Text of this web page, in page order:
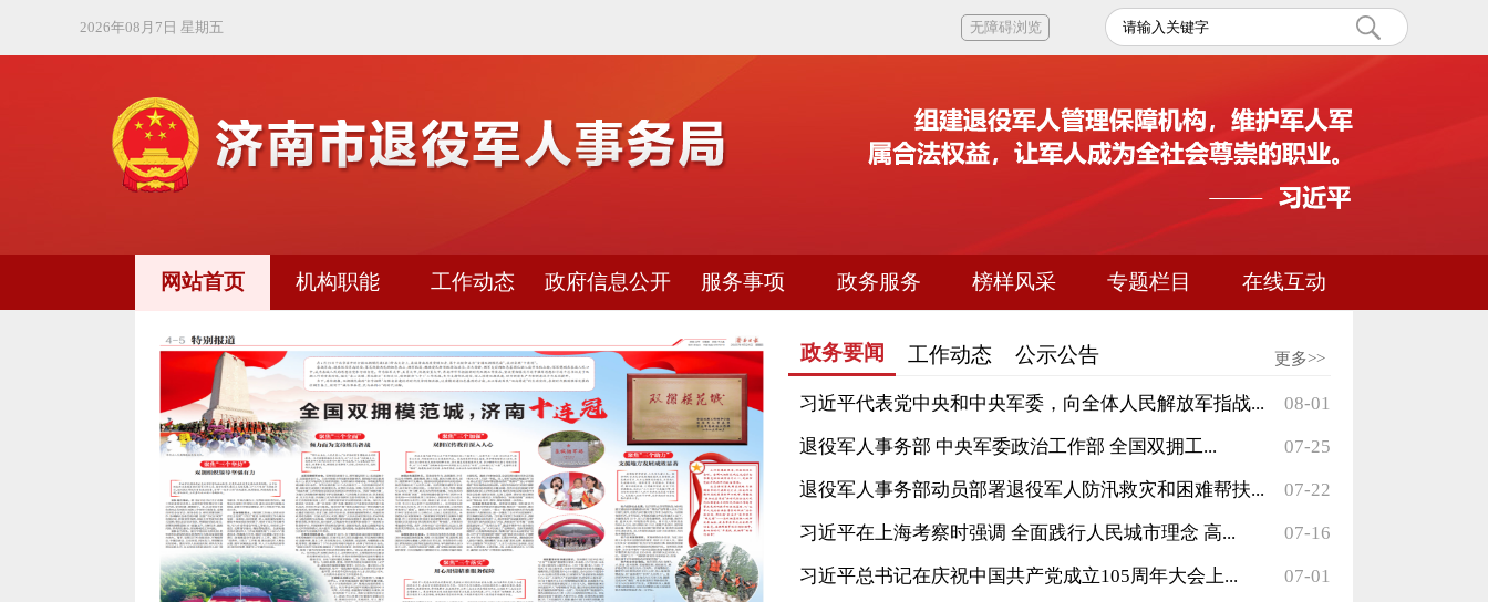
2026年08月7日 星期五 无障碍浏览
网站首页 机构职能 工作动态 政府信息公开 服务事项 政务服务 榜样风采 专题栏目 在线互动
政务要闻 工作动态 公示公告
习近平代表党中央和中央军委，向全体人民解放军指战... 08-01
退役军人事务部 中央军委政治工作部 全国双拥工... 07-25
退役军人事务部动员部署退役军人防汛救灾和困难帮扶... 07-22
习近平在上海考察时强调 全面践行人民城市理念 高... 07-16
习近平总书记在庆祝中国共产党成立105周年大会上... 07-01
更多>>